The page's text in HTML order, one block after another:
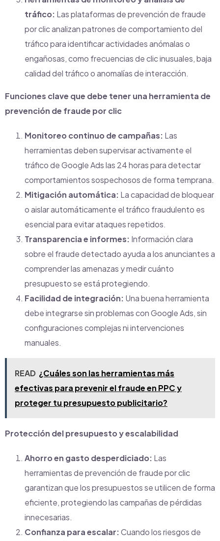
tráfico: Las plataformas de prevención de fraude
por clic analizan patrones de comportamiento del
tráfico para identificar actividades anómalas o
engañosas, como frecuencias de clic inusuales, baja
calidad del tráfico o anomalías de interacción.
Funciones clave que debe tener una herramienta de
prevención de fraude por clic
Monitoreo continuo de campañas: Las
herramientas deben supervisar activamente el
tráfico de Google Ads las 24 horas para detectar
comportamientos sospechosos de forma temprana.
Mitigación automática: La capacidad de bloquear
o aislar automáticamente el tráfico fraudulento es
esencial para evitar ataques repetidos.
Transparencia e informes: Información clara
sobre el fraude detectado ayuda a los anunciantes a
comprender las amenazas y medir cuánto
presupuesto se está protegiendo.
Facilidad de integración: Una buena herramienta
debe integrarse sin problemas con Google Ads, sin
configuraciones complejas ni intervenciones
manuales.
READ ¿Cuáles son las herramientas más
efectivas para prevenir el fraude en PPC y
proteger tu presupuesto publicitario?
Protección del presupuesto y escalabilidad
Ahorro en gasto desperdiciado: Las
herramientas de prevención de fraude por clic
garantizan que los presupuestos se utilicen de forma
eficiente, protegiendo las campañas de pérdidas
innecesarias.
Confianza para escalar:Cuando los riesgos de